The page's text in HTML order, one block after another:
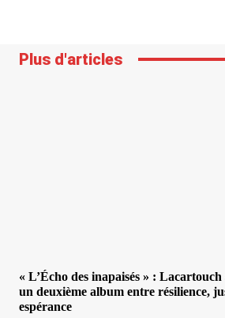
Plus d'articles
« L’Écho des inapaisés » : Lacartouch
un deuxième album entre résilience,
espérance